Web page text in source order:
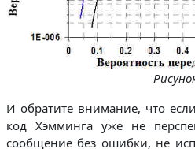
И обратите внимание, что если
код Хэмминга уже не
сообщение без ошибки, не